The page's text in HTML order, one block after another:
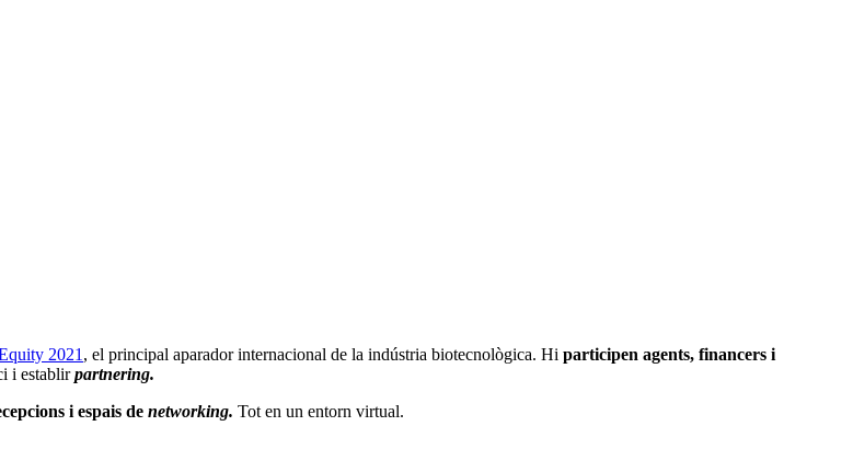
2021, el principal aparador internacional de la indústria biotecnològica. Hi participen agents, financers i
i establirpartnering.
i espais de networking. Tot en un entorn virtual.